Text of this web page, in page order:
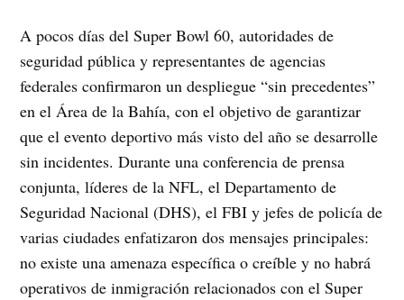
A pocos días del Super Bowl 60, autoridades de
seguridad pública y representantes de agencias
federales confirmaron un despliegue “sin precedentes”
en el Área de la Bahía, con el objetivo de garantizar
que el evento deportivo más visto del año se desarrolle
sin incidentes. Durante una conferencia de prensa
conjunta, líderes de la NFL, el Departamento de
Seguridad Nacional (DHS), el FBI y jefes de policía de
varias ciudades enfatizaron dos mensajes principales:
no existe una amenaza específica o creíble y no habrá
operativos de inmigración relacionados con el Super